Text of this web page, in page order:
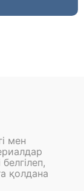
мен
қолдана